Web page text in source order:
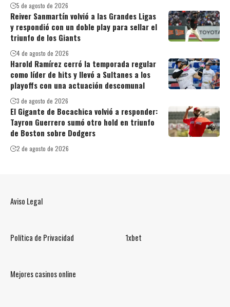
5 de agosto de 2026
Reiver Sanmartín volvió a las Grandes Ligas
y respondió con un doble play para sellar el
triunfo de los Giants
4 de agosto de 2026
Harold Ramírez cerró la temporada regular
como líder de hits y llevó a Sultanes a los
playoffs con una actuación descomunal
3 de agosto de 2026
El Gigante de Bocachica volvió a responder:
Tayron Guerrero sumó otro hold en triunfo
de Boston sobre Dodgers
2 de agosto de 2026
Aviso Legal
Política de Privacidad 1xbet
Mejores casinos online